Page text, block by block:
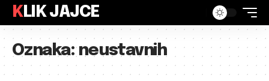
KLIK JAJCE
Oznaka:neustavnih